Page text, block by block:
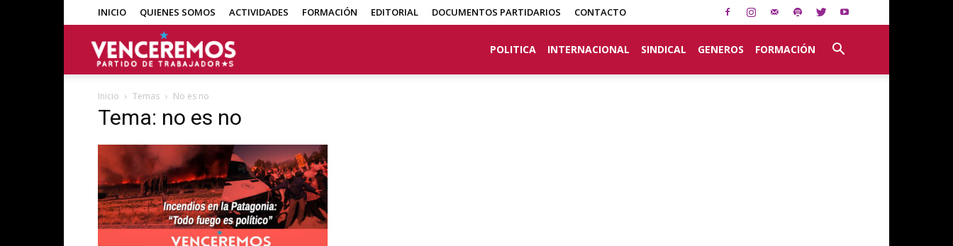
INICIO QUIENES SOMOS ACTIVIDADES FORMACIÓN EDITORIAL DOCUMENTOS PARTIDARIOS CONTACTO
POLITICA INTERNACIONAL SINDICAL GENEROS FORMACIÓN
Inicio Temas No es no
Tema: no es no